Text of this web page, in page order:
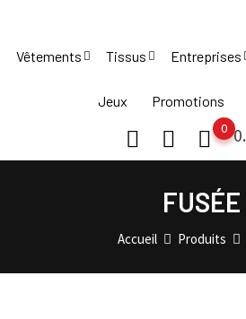
content
Vêtements Tissus Entreprises
Jeux Promotions
0
FUSÉE
Accueil Produits